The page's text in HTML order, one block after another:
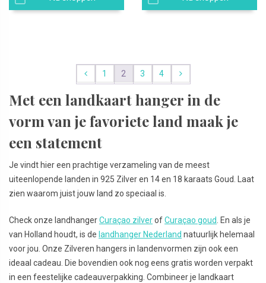
1 2 3 4
Met een landkaart hanger in de
vorm van je favoriete land maak je
een statement
Je vindt hier een prachtige verzameling van de meest
uiteenlopende landen in 925 Zilver en 14 en 18 karaats Goud. Laat
zien waarom juist jouw land zo speciaal is.
Check onze landhangerCuraçao zilverofCuraçao goud
. En als je
van Holland houdt, is de landhanger Nederland natuurlijk helemaal
voor jou. Onze Zilveren hangers in landenvormen zijn ook een
ideaal cadeau. Die bovendien ook nog eens gratis worden verpakt
in een feestelijke cadeauverpakking. Combineer je landkaart